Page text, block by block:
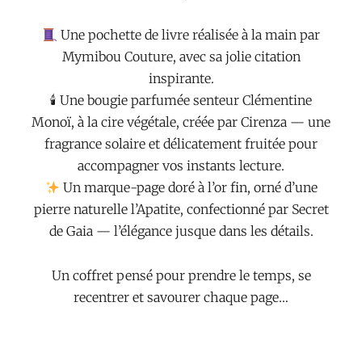
Une pochette de livre réalisée à la main par
Mymibou Couture, avec sa jolie citation
inspirante.
🕯 Une bougie parfumée senteur Clémentine
Monoï, à la cire végétale, créée par Cirenza — une
fragrance solaire et délicatement fruitée pour
accompagner vos instants lecture.
Un marque-page doré à l’or fin, orné d’une
pierre naturelle l’Apatite, confectionné par Secret
de Gaia — l’élégance jusque dans les détails.
Un coffret pensé pour prendre le temps, se
recentrer et savourer chaque page…